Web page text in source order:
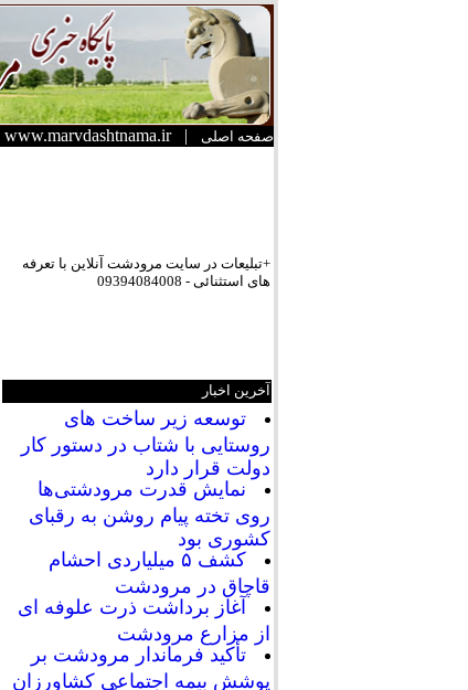
صفحه اصلی |
www.marvdashtnama.ir
+تبلیعات در سایت مرودشت آنلاین با تعرفه
های استثنائی - 09394084008
آخرین اخبار
توسعه زیر ساخت های
روستایی با شتاب در دستور کار
دولت قرار دارد
نمایش قدرت مرودشتی‌ها
روی تخته پیام روشن به رقبای
کشوری بود
کشف ۵ میلیاردی احشام
قاچاق در مرودشت
آغاز برداشت ذرت علوفه ای
از مزارع مرودشت
تأکید فرماندار مرودشت بر
پوشش بیمه اجتماعی کشاورزان